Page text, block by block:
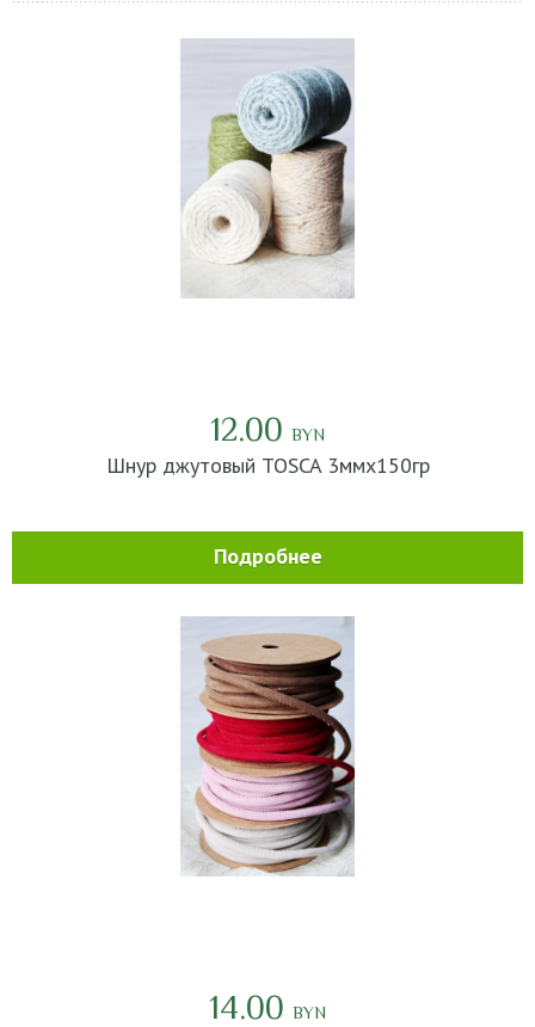
12.00 BYN
Шнур джутовый TOSCA 3ммх150гр
Подробнее
14.00 BYN